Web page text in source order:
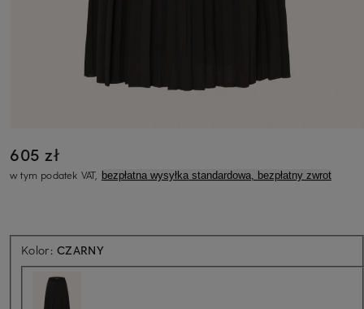
605 zł
w tym podatek VAT, bezpłatna wysyłka standardowa, bezpłatny zwrot
Kolor:CZARNY